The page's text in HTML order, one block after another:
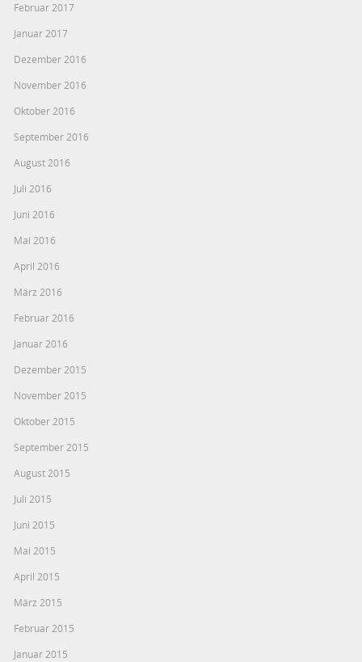
Februar 2017
Januar 2017
Dezember 2016
November 2016
Oktober 2016
September 2016
August 2016
Juli 2016
Juni 2016
Mai 2016
April 2016
März 2016
Februar 2016
Januar 2016
Dezember 2015
November 2015
Oktober 2015
September 2015
August 2015
Juli 2015
Juni 2015
Mai 2015
April 2015
März 2015
Februar 2015
Januar 2015